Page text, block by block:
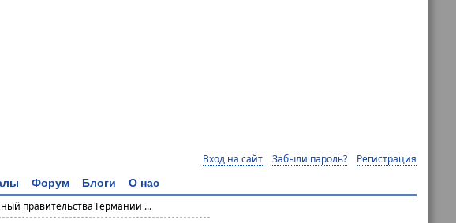
Вход на сайт Забыли пароль? Регистрация
Форум Блоги О нас
правительства Германии ...